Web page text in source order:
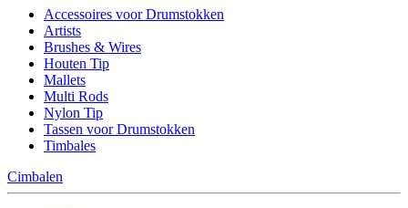
Accessoires voor Drumstokken
Artists
Brushes & Wires
Houten Tip
Mallets
Multi Rods
Nylon Tip
Tassen voor Drumstokken
Timbales
Cimbalen